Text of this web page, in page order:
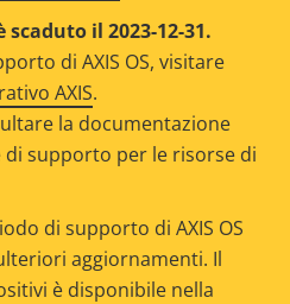
scaduto il 2023-12-31.
di AXIS OS, visitare
AXIS.
la documentazione
supporto per le risorse di
di supporto di AXIS OS
aggiornamenti. Il
è disponibile nella